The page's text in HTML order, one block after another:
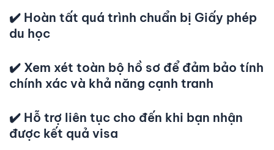
✔️ Hoàn tất quá trình chuẩn bị Giấy phép
du học
✔️ Xem xét toàn bộ hồ sơ để đảm bảo tính
chính xác và khả năng cạnh tranh
✔️ Hỗ trợ liên tục cho đến khi bạn nhận
được kết quả visa